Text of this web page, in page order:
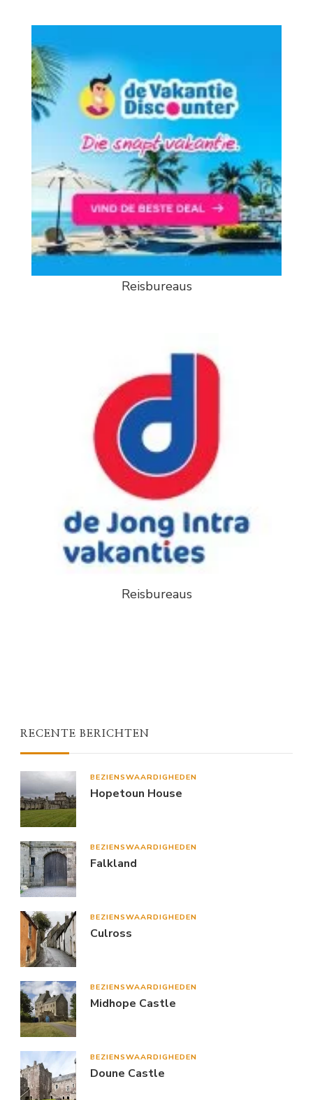
Reisbureaus
Reisbureaus
RECENTE BERICHTEN
BEZIENSWAARDIGHEDEN
Hopetoun House
BEZIENSWAARDIGHEDEN
Falkland
BEZIENSWAARDIGHEDEN
Culross
BEZIENSWAARDIGHEDEN
Midhope Castle
BEZIENSWAARDIGHEDEN
Doune Castle